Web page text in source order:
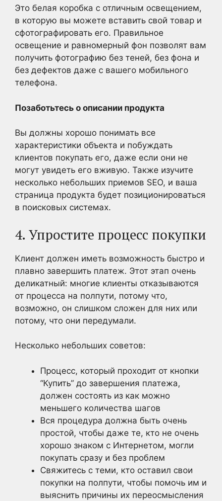
Это белая коробка с отличным освещением,
в которую вы можете вставить свой товар и
сфотографировать его. Правильное
освещение и равномерный фон позволят вам
получить фотографию без теней, без фона и
без дефектов даже с вашего мобильного
телефона.
Позаботьтесь о описании продукта
Вы должны хорошо понимать все
характеристики объекта и побуждать
клиентов покупать его, даже если они не
могут увидеть его вживую. Также изучите
несколько небольших приемов SEO, и ваша
страница продукта будет позиционироваться
в поисковых системах.
4. Упростите процесс покупки
Клиент должен иметь возможность быстро и
плавно завершить платеж. Этот этап очень
деликатный: многие клиенты отказываются
от процесса на полпути, потому что,
возможно, он слишком сложен для них или
потому, что они передумали.
Несколько небольших советов:
Процесс, который проходит от кнопки
“Купить” до завершения платежа,
должен состоять из как можно
меньшего количества шагов
Вся процедура должна быть очень
простой, чтобы даже те, кто не очень
хорошо знаком с Интернетом, могли
покупать сразу и без проблем
Свяжитесь с теми, кто оставил свои
покупки на полпути, чтобы помочь им и
выяснить причины их переосмысления